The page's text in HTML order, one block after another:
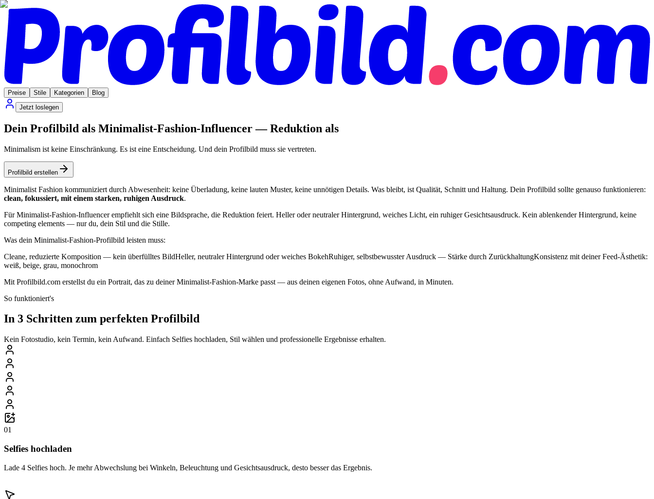
Preise Stile Kategorien
Blog
Jetzt loslegen
Dein Profilbild als Minimalist-Fashion-Influencer — Reduktion als
Minimalism ist keine Einschränkung. Es ist eine Entscheidung. Und dein Profilbild muss sie vertreten.
Profilbild erstellen
Minimalist Fashion kommuniziert durch Abwesenheit: keine Überladung, keine lauten Muster, keine unnötigen Details. Was bleibt, ist Qualität, Schnitt und Haltung. Dein Profilbild sollte genauso funktionieren:
clean, fokussiert, mit einem starken, ruhigen Ausdruck.
Für Minimalist-Fashion-Influencer empfiehlt sich eine Bildsprache, die Reduktion feiert. Heller oder neutraler Hintergrund, weiches Licht, ein ruhiger Gesichtsausdruck. Kein ablenkender Hintergrund, keine
competing elements — nur du, dein Stil und die Stille.
Was dein Minimalist-Fashion-Profilbild leisten muss:
Cleane, reduzierte Komposition — kein überfülltes BildHeller, neutraler Hintergrund oder weiches BokehRuhiger, selbstbewusster Ausdruck — Stärke durch ZurückhaltungKonsistenz mit deiner Feed-Ästhetik:
weiß, beige, grau, monochrom
Mit Profilbild.com erstellst du ein Portrait, das zu deiner Minimalist-Fashion-Marke passt — aus deinen eigenen Fotos, ohne Aufwand, in Minuten.
So funktioniert's
In 3 Schritten zum perfekten Profilbild
Kein Fotostudio, kein Termin, kein Aufwand. Einfach Selfies hochladen, Stil wählen und professionelle Ergebnisse erhalten.
01
Selfies hochladen
Lade 4 Selfies hoch. Je mehr Abwechslung bei Winkeln, Beleuchtung und Gesichtsausdruck, desto besser das Ergebnis.